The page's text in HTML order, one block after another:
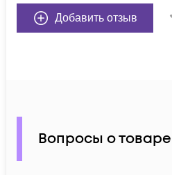
Добавить отзыв
Вопросы о товаре